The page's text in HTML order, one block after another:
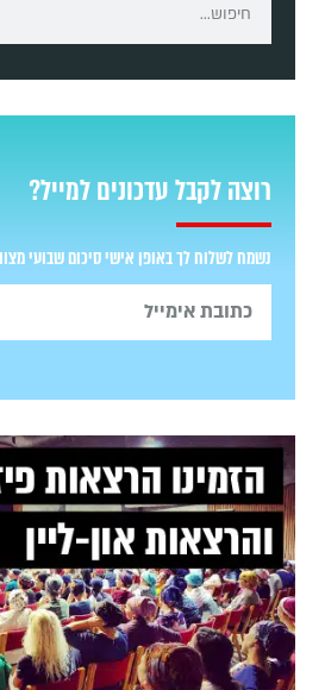
רוצה לקבל עדכונים למייל?
נשמח לשלוח לך באופן אישי סיכום שבועי